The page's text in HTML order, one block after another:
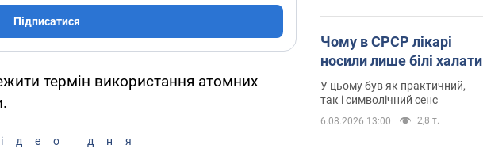
Підписатися
термін використання атомних
дня
Чому в СРСР лікарі
носили лише білі халати
У цьому був як практичний,
так і символічний сенс
6.08.2026 13:00 2,8 т.